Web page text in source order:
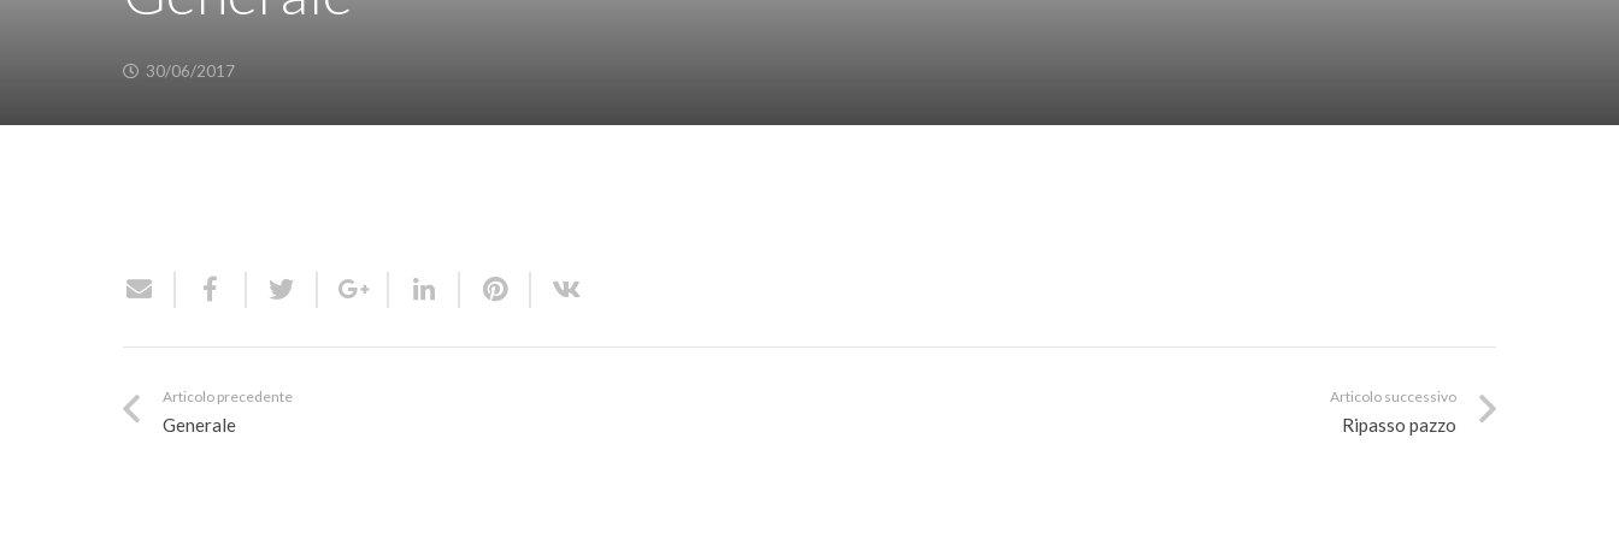
30/06/2017
Articolo precedente
Generale
Articolo successivo
Ripasso pazzo